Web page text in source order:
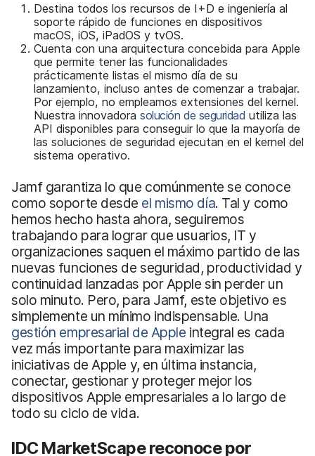
Destina todos los recursos de I+D e ingeniería al
soporte rápido de funciones en dispositivos
macOS, iOS, iPadOS y tvOS.
Cuenta con una arquitectura concebida para Apple
que permite tener las funcionalidades
prácticamente listas el mismo día de su
lanzamiento, incluso antes de comenzar a trabajar.
Por ejemplo, no empleamos extensiones del kernel.
Nuestra innovadora solución de seguridad utiliza las
API disponibles para conseguir lo que la mayoría de
las soluciones de seguridad ejecutan en el kernel del
sistema operativo.
Jamf garantiza lo que comúnmente se conoce
como soporte desde el mismo día. Tal y como
hemos hecho hasta ahora, seguiremos
trabajando para lograr que usuarios, IT y
organizaciones saquen el máximo partido de las
nuevas funciones de seguridad, productividad y
continuidad lanzadas por Apple sin perder un
solo minuto. Pero, para Jamf, este objetivo es
simplemente un mínimo indispensable. Una
gestión empresarial de Apple integral es cada
vez más importante para maximizar las
iniciativas de Apple y, en última instancia,
conectar, gestionar y proteger mejor los
dispositivos Apple empresariales a lo largo de
todo su ciclo de vida.
IDC MarketScape reconoce por